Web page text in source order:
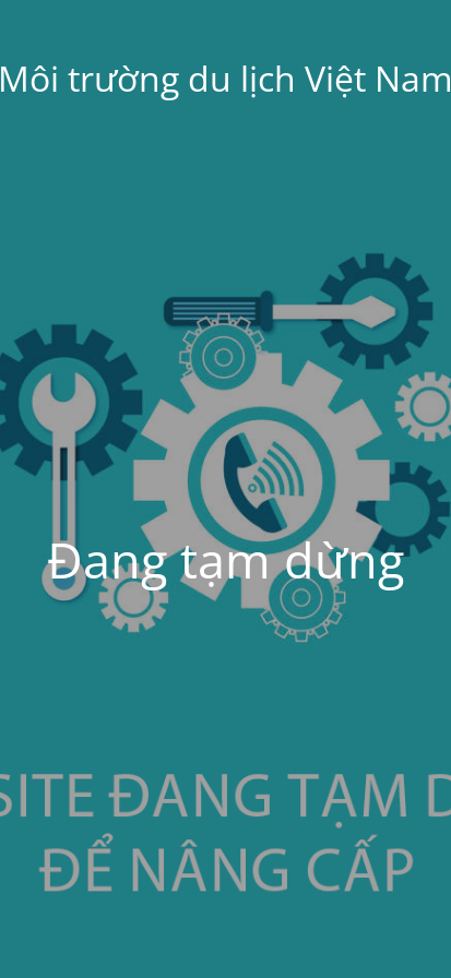
Môi trường du lịch Việt Nam
Đang tạm dừng